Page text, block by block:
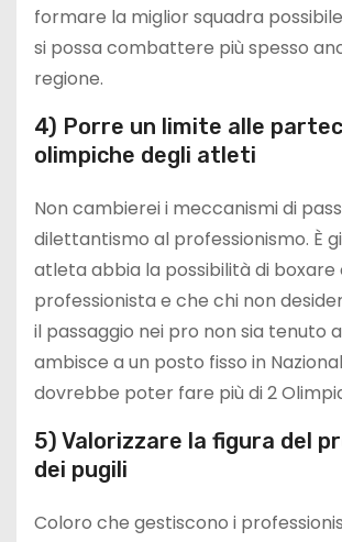
formare la miglior squadra
si possa combattere più spesso
regione.
4) Porre un limite alle
olimpiche degli atleti
Non cambierei i meccanismi di
dilettantismo al professionismo. È
atleta abbia la possibilità di boxare
professionista e che chi non
il passaggio nei pro non sia tenuto
ambisce a un posto fisso in
dovrebbe poter fare più di 2
5) Valorizzare la figura del
dei pugili
Coloro che gestiscono i